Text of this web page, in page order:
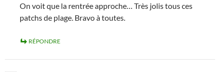
On voit que la rentrée approche… Très jolis tous ces
patchs de plage. Bravo à toutes.
RÉPONDRE